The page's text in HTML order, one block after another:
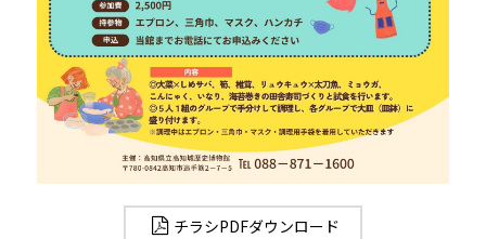
チラシPDFダウンロード